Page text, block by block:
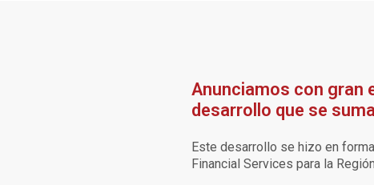
Anunciamos con gran
desarrollo que se
Este desarrollo se hizo en
Financial Services para la